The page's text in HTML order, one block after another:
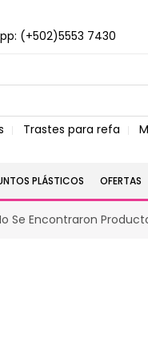
(+502)5553 7430
Trastes para refa
PLÁSTICOS OFERTAS
Se Encontraron